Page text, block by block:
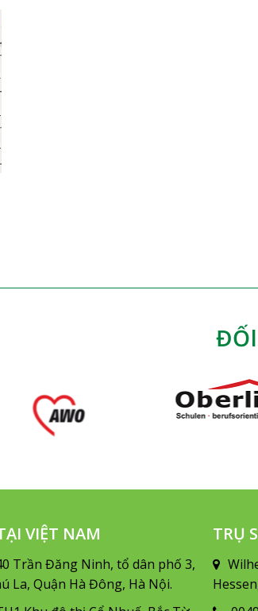
VIỆT NAM
Trần Đăng Ninh, tổ dân phố 3,
La, Quận Hà Đông, Hà Nội.
TRỤ